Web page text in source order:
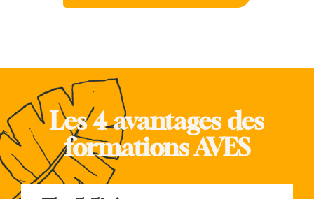
Les 4 avantages des
formations AVES